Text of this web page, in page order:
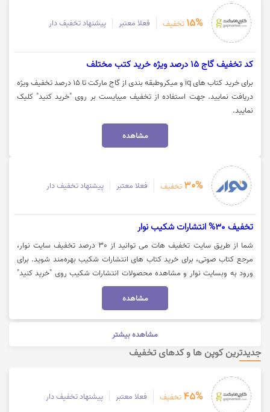
15% تخفیف فعلا معتبر پیشنهاد تخفیف دار
کد تخفیف گاج 15 درصد ویژه خرید کتب مختلف
برای خرید کتاب های iq و میکروطبقه بندی از گاج مارکت تا 15 درصد تخفیف ویژه
دریافت نمایید. جهت استفاده از تخفیف میبایست بر روی "خرید کنید" کلیک
نمایید.
مشاهده
30% تخفیف فعلا معتبر پیشنهاد تخفیف دار
تخفیف 30% انتشارات شکیب نوار
شما از طریق سایت تخفیف هات می توانید از 30 درصد تخفیف سایت نوار،
مرجع کتاب صوتی، برای خرید کتاب های انتشارات شکیب بهره‌مند شوید. برای
ورود به وبسایت نوار و مشاهده محصولات انتشارات شکیب روی "خرید کنید"
مشاهده
مشاهده بیشتر
جدیدترین کوپن ها و کدهای تخفیف
45% تخفیف فعلا معتبر پیشنهاد تخفیف دار